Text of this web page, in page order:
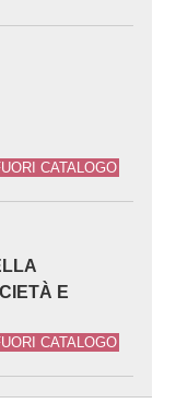
CATALOGO
E
CATALOGO